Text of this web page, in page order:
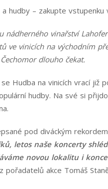
hudby – zakupte vstupenku
nádherného vinařství
ve vinicích na východním
dlouho čekat.
Hudba na vinicích vrací již
hudby. Na své si
pod diváckým
letos naše koncerty
novou lokalitu i
pořadatelů akce Tomáš